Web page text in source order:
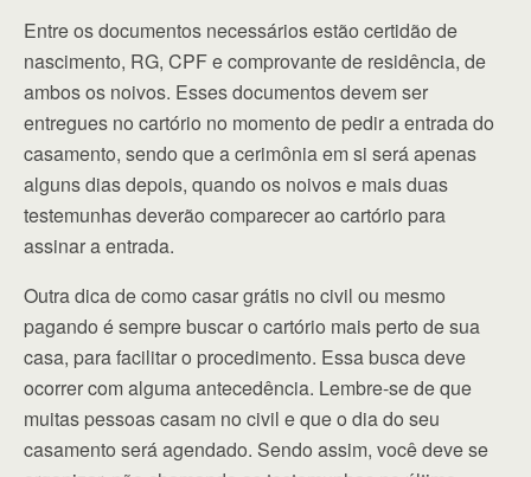
Entre os documentos necessários estão certidão de
nascimento, RG, CPF e comprovante de residência, de
ambos os noivos. Esses documentos devem ser
entregues no cartório no momento de pedir a entrada do
casamento, sendo que a cerimônia em si será apenas
alguns dias depois, quando os noivos e mais duas
testemunhas deverão comparecer ao cartório para
assinar a entrada.
Outra dica de como casar grátis no civil ou mesmo
pagando é sempre buscar o cartório mais perto de sua
casa, para facilitar o procedimento. Essa busca deve
ocorrer com alguma antecedência. Lembre-se de que
muitas pessoas casam no civil e que o dia do seu
casamento será agendado. Sendo assim, você deve se